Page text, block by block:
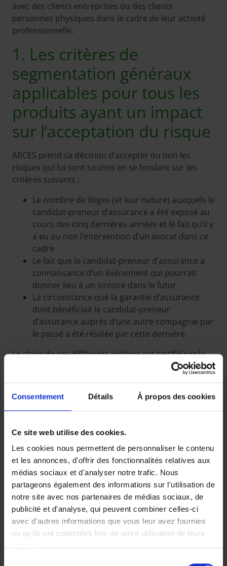
Consentement Détails À propos des cookies
Ce site web utilise des cookies.
Les cookies nous permettent de personnaliser le contenu
et les annonces, d'offrir des fonctionnalités relatives aux
médias sociaux et d'analyser notre trafic. Nous
partageons également des informations sur l'utilisation de
notre site avec nos partenaires de médias sociaux, de
publicité et d'analyse, qui peuvent combiner celles-ci
avec d'autres informations que vous leur avez fournies
ou qu'ils ont collectées lors de votre utilisation de leurs
avec des clients entreprises ou des clients
personnes physiques dans le cadre de leur activité
professionnelle.
1. Les critères de
segmentation généraux
applicables pour tous les
produits ayant un impact
sur l’acceptation du risque
ARCES prend sa décision d’accepter ou non les
risques qui lui sont soumis en se fondant sur les
critères suivants :
Le nombre de litiges (et leur nature) auxquels le
candidat-preneur d’assurance a été exposé au
cours des cinq dernières années et le fait qu’il y
a eu ou non l’intervention d’un avocat dans ce
cadre
Le fait que le candidat-preneur d’assurance a
connaissance d’un événement qui pourrait
donner lieu à un sinistre dans le futur
La circonstance que la garantie d’assurance
dont bénéficiait le candidat-preneur
d’assurance auprès d’une autre compagnie par
le passé a été résiliée par cette dernière
Le choix de ces différents critères est justifié par le
fait que l’expérience montre qu’ils ont un impact
négatif sur la sinistralité, c’est-à-dire le risque de
survenance d’un sinistre.
2. Les critères de
segmentation ayant un
impact sur la tarification
Pour la tarification ARCES applique des critères de
segmentation.
Pour la Protection Juridique Auto
Dans ce cadre, seul le type de véhicule est pris en
Voiture – Moto – Cyclo et camionnettes ≤ 3,5 T